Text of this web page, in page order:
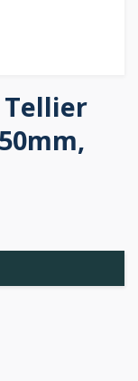
Tellier